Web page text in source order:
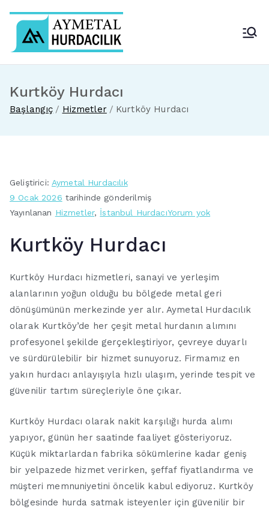
Kurtköy Hurdacı
Başlangıç Hizmetler Kurtköy Hurdacı
Geliştirici: Aymetal Hurdacılık
9 Ocak 2026 tarihinde gönderilmiş
Yayınlanan Hizmetler, İstanbul HurdacıYorum yokKurtköy
Kurtköy Hurdacı
Kurtköy Hurdacı hizmetleri, sanayi ve yerleşim
alanlarının yoğun olduğu bu bölgede metal geri
dönüşümünün merkezinde yer alır. Aymetal Hurdacılık
olarak Kurtköy’de her çeşit metal hurdanın alımını
profesyonel şekilde gerçekleştiriyor, çevreye duyarlı
ve sürdürülebilir bir hizmet sunuyoruz. Firmamız en
yakın hurdacı anlayışıyla hızlı ulaşım, yerinde tespit ve
güvenilir tartım süreçleriyle öne çıkar.
Kurtköy Hurdacı olarak nakit karşılığı hurda alımı
yapıyor, günün her saatinde faaliyet gösteriyoruz.
Küçük miktarlardan fabrika sökümlerine kadar geniş
bir yelpazede hizmet verirken, şeffaf fiyatlandırma ve
müşteri memnuniyetini öncelik kabul ediyoruz. Kurtköy
bölgesinde hurda satmak isteyenler için güvenilir bir